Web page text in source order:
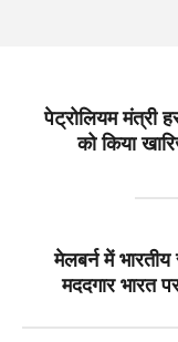
पेट्रोलियम मंत्री
को किया
मेलबर्न में
मददगार भारत